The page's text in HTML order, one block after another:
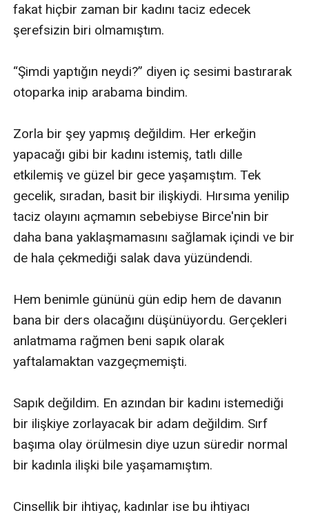
fakat hiçbir zaman bir kadını taciz edecek
şerefsizin biri olmamıştım.
“Şimdi yaptığın neydi?” diyen iç sesimi bastırarak
otoparka inip arabama bindim.
Zorla bir şey yapmış değildim. Her erkeğin
yapacağı gibi bir kadını istemiş, tatlı dille
etkilemiş ve güzel bir gece yaşamıştım. Tek
gecelik, sıradan, basit bir ilişkiydi. Hırsıma yenilip
taciz olayını açmamın sebebiyse Birce'nin bir
daha bana yaklaşmamasını sağlamak içindi ve bir
de hala çekmediği salak dava yüzündendi.
Hem benimle gününü gün edip hem de davanın
bana bir ders olacağını düşünüyordu. Gerçekleri
anlatmama rağmen beni sapık olarak
yaftalamaktan vazgeçmemişti.
Sapık değildim. En azından bir kadını istemediği
bir ilişkiye zorlayacak bir adam değildim. Sırf
başıma olay örülmesin diye uzun süredir normal
bir kadınla ilişki bile yaşamamıştım.
Cinsellik bir ihtiyaç, kadınlar ise bu ihtiyacı